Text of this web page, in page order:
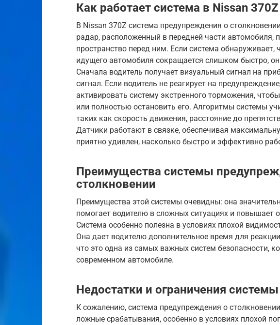
Как работает система в Nissan 370Z
В Nissan 370Z система предупреждения о
радар, расположенный в передней части автомобиля,
пространство перед ним. Если система обнаруживает,
идущего автомобиля сокращается слишком быстро,
Сначала водитель получает визуальный сигнал на
сигнал. Если водитель не реагирует на
активировать систему экстренного торможения,
или полностью остановить его. Алгоритмы системы
таких как скорость движения, расстояние до
Датчики работают в связке, обеспечивая
приятно удивлен, насколько быстро и эффективно
Преимущества системы
столкновении
Преимущества этой системы очевидны: она
помогает водителю в сложных ситуациях и повышает
Система особенно полезна в условиях плохой
Она дает водителю дополнительное время для
что это одна из самых важных систем безопасности,
современном автомобиле.
Недостатки и ограничения системы
К сожалению, система предупреждения о
ложные срабатывания, особенно в условиях плохой